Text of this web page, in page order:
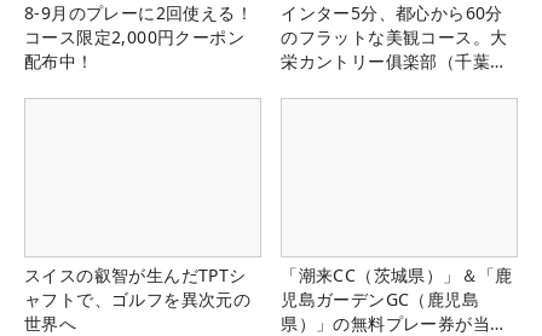
8-9月のプレーに2回使える！
コース限定2,000円クーポン
配布中！
インター5分、都心から60分
のフラットな美観コース。大
栄カントリー俱楽部（千葉
スイスの叡智が生んだTPTシ
ャフトで、ゴルフを異次元の
世界へ
「潮来CC（茨城県）」＆「鹿
児島ガーデンGC（鹿児島
県）」の無料プレー券が当た